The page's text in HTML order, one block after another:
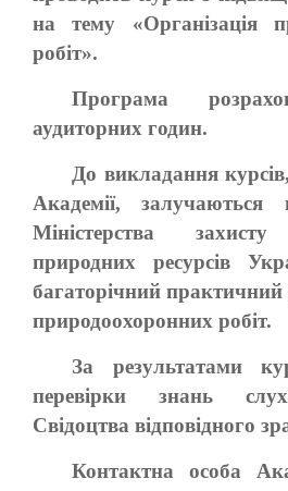
на тему «Організація
робіт».
Програма
аудиторних годин.
До викладання
Aкадeмiï, залучаються
Міністерства
природних ресурсів
багаторічний практичний
природоохоронних робіт.
За результатами
перевірки знань
Свідоцтва відповідного
Контактна особа